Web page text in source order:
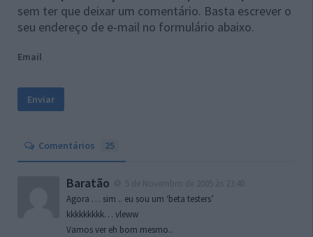
sem ter que deixar um comentário. Basta escrever o
seu endereço de e-mail no formulário abaixo.
Email
Comentários 25
Baratão
Agora … sim .. eu sou um ‘beta testers’
kkkkkkkkk… vleww
Vamos ver eh bom mesmo..